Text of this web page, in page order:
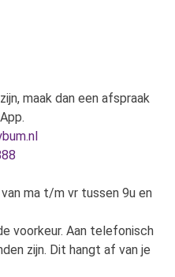
maak dan een afspraak
ma t/m vr tussen 9u en
voorkeur. Aan telefonisch
zijn. Dit hangt af van je